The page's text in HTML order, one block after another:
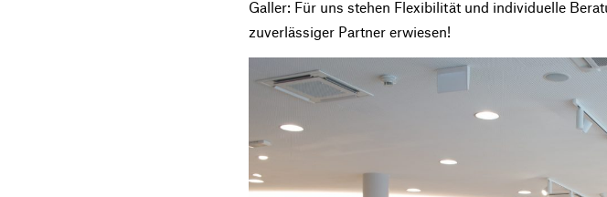
Galler: Für uns stehen Flexibilität und individuelle
zuverlässiger Partner erwiesen!